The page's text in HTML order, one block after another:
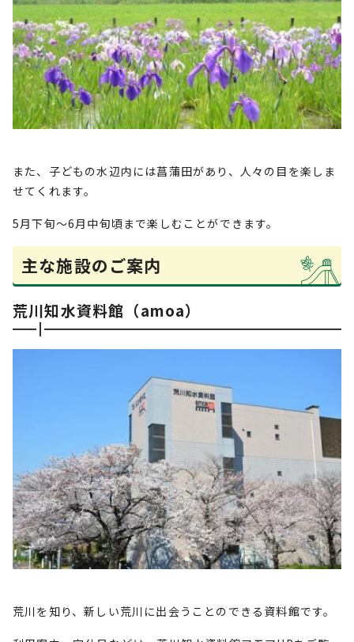
また、子どもの水辺内には菖蒲田があり、人々の目を楽しま
せてくれます。
5月下旬～6月中旬頃まで楽しむことができます。
主な施設のご案内
荒川知水資料館（amoa）
荒川を知り、新しい荒川に出会うことのできる資料館です。